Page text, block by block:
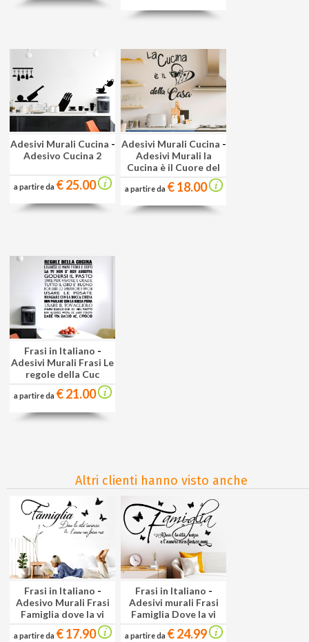
Adesivi Murali Cucina -
Adesivo Cucina 2
a partire da € 25.00
Adesivi Murali Cucina -
Adesivi Murali la
Cucina è il Cuore del
a partire da € 18.00
Frasi in Italiano -
Adesivi Murali Frasi Le
regole della Cuc
a partire da € 21.00
Altri clienti hanno visto anche
Frasi in Italiano -
Adesivo Murali Frasi
Famiglia dove la vi
a partire da € 17.90
Frasi in Italiano -
Adesivi murali Frasi
Famiglia Dove la vi
a partire da € 24.99